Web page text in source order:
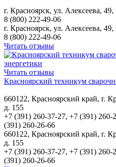
г. Красноярск, ул. Алексеева,
8 (800) 222-49-06
г. Красноярск, ул. Алексеева,
8 (800) 222-49-06
Читать отзывы
Читать отзывы
Красноярский техникум
660122, Красноярский край, г.
д. 155
+7 (391) 260-37-27, +7 (391)
(391) 260-26-66
660122, Красноярский край, г.
д. 155
+7 (391) 260-37-27, +7 (391)
(391) 260-26-66